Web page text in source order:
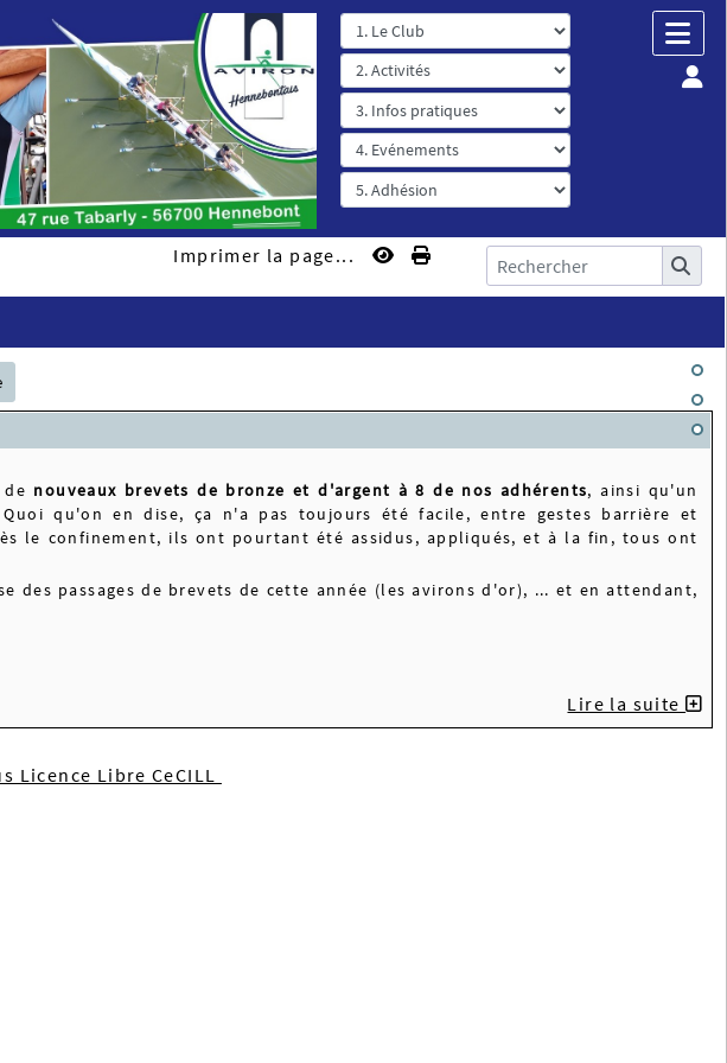
Imprimer la page...
nouveaux brevets de bronze et d'argent à 8 de nos adhérents, ainsi qu'un
qu'on en dise, ça n'a pas toujours été facile, entre gestes barrière et
le confinement, ils ont pourtant été assidus, appliqués, et à la fin, tous ont
des passages de brevets de cette année (les avirons d'or), ... et en attendant,
Lire la suite
Licence Libre CeCILL